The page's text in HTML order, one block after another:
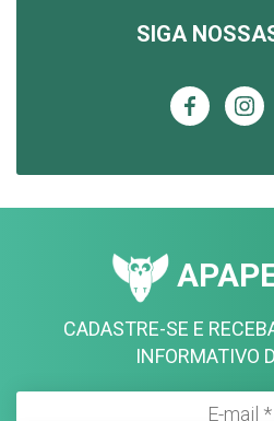
SIGA
CADASTRE-SE E
INFORMATIVO